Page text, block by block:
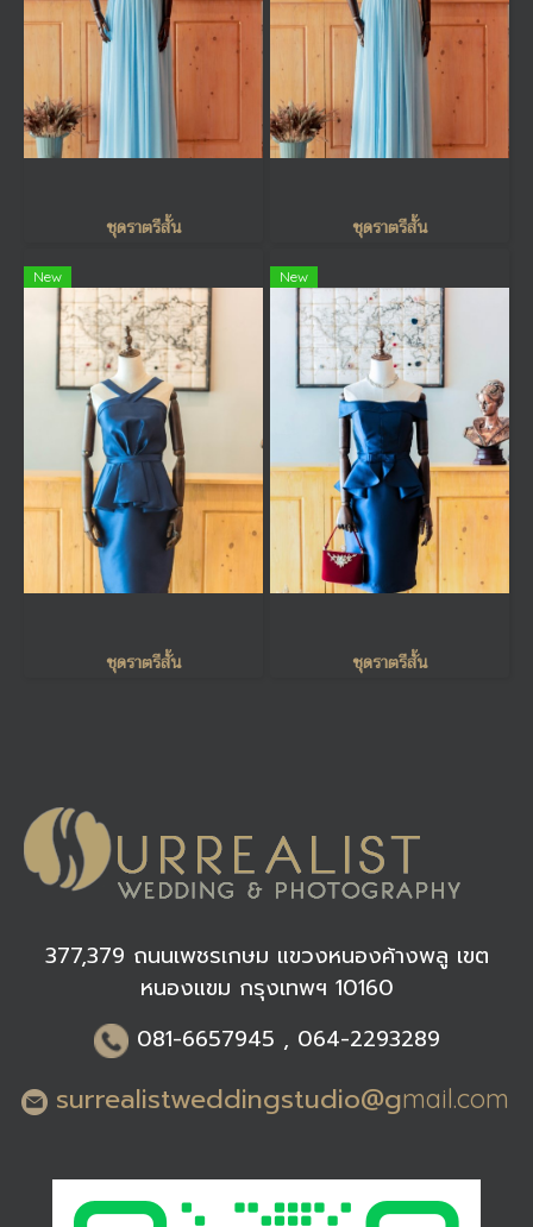
ชุดราตรีสั้น ชุดราตรีสั้น
New
ชุดราตรีสั้น
New
ชุดราตรีสั้น
377,379 ถนนเพชรเกษม แขวงหนองค้างพลู เขต
หนองแขม กรุงเทพฯ 10160
081-6657945 , 064-2293289
surrealistweddingstudio@gmail.com